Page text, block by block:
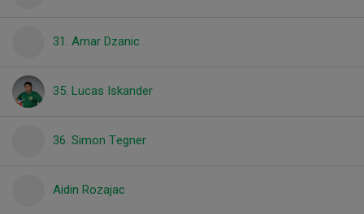
31. Amar Dzanic
35. Lucas Iskander
36. Simon Tegner
Aidin Rozajac